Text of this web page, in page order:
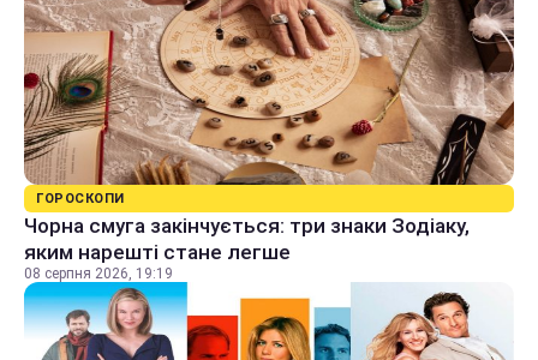
ГОРОСКОПИ
Чорна смуга закінчується: три знаки Зодіаку,
яким нарешті стане легше
08 серпня 2026, 19:19